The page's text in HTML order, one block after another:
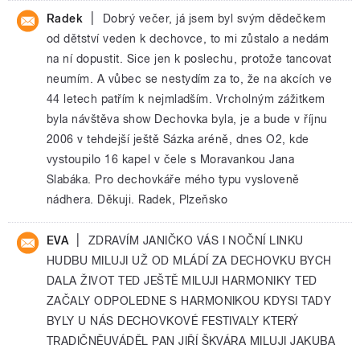
Radek
Dobrý večer, já jsem byl svým dědečkem
od dětství veden k dechovce, to mi zůstalo a nedám
na ní dopustit. Sice jen k poslechu, protože tancovat
neumím. A vůbec se nestydím za to, že na akcích ve
44 letech patřím k nejmladším. Vrcholným zážitkem
byla návštěva show Dechovka byla, je a bude v říjnu
2006 v tehdejší ještě Sázka aréně, dnes O2, kde
vystoupilo 16 kapel v čele s Moravankou Jana
Slabáka. Pro dechovkáře mého typu vysloveně
nádhera. Děkuji. Radek, Plzeňsko
EVA
ZDRAVÍM JANIČKO VÁS I NOČNÍ LINKU
HUDBU MILUJI UŽ OD MLÁDÍ ZA DECHOVKU BYCH
DALA ŽIVOT TED JEŠTĚ MILUJI HARMONIKY TED
ZAČALY ODPOLEDNE S HARMONIKOU KDYSI TADY
BYLY U NÁS DECHOVKOVÉ FESTIVALY KTERÝ
TRADIČNĚUVÁDĚL PAN JIŘÍ ŠKVÁRA MILUJI JAKUBA